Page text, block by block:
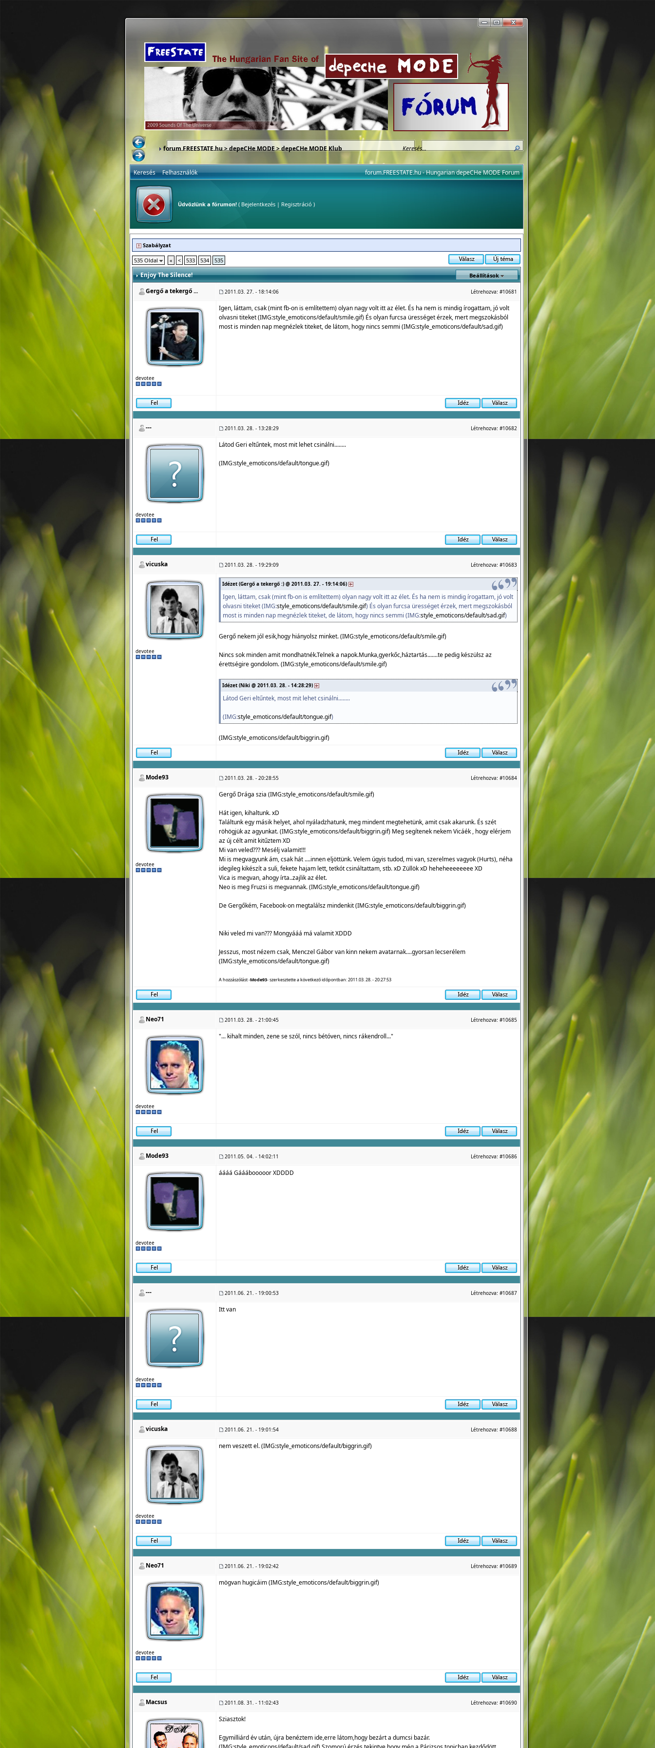
forum.FREESTATE.hu>depeCHe MODE>depeCHe MODE Klub
forum.FREESTATE.hu - Hungarian depeCHe MODE Forum
Keresés Felhasználók
Üdvözlünk a fórumon!( Bejelentkezés| Regisztráció )
Szabályzat
535 Oldal « < 533 534 535
Enjoy The Silence! Beállítások
Gergő a tekergő ... 2011.03. 27. - 18:14:06 Létrehozva: #10681
devotee
Igen, láttam, csak (mint fb-on is említettem) olyan nagy volt itt az élet. És ha nem is mindig írogattam, jó volt
olvasni titeket (IMG:style_emoticons/default/smile.gif) És olyan furcsa ürességet érzek, mert megszokásból
most is minden nap megnézlek titeket, de látom, hogy nincs semmi (IMG:style_emoticons/default/sad.gif)
--- 2011.03. 28. - 13:28:29 Létrehozva: #10682
devotee
Látod Geri eltűntek, most mit lehet csinálni........
(IMG:style_emoticons/default/tongue.gif)
vicuska 2011.03. 28. - 19:29:09 Létrehozva: #10683
devotee
Idézet (Gergő a tekergő :) @ 2011.03. 27. - 19:14:06)
Igen, láttam, csak (mint fb-on is említettem) olyan nagy volt itt az élet. És ha nem is mindig írogattam, jó volt
olvasni titeket (IMG:style_emoticons/default/smile.gif) És olyan furcsa ürességet érzek, mert megszokásból
most is minden nap megnézlek titeket, de látom, hogy nincs semmi (IMG:style_emoticons/default/sad.gif)
Gergő nekem jól esik,hogy hiányolsz minket. (IMG:style_emoticons/default/smile.gif)
Nincs sok minden amit mondhatnék.Telnek a napok.Munka,gyerkőc,háztartás.......te pedig készülsz az
érettségire gondolom. (IMG:style_emoticons/default/smile.gif)
Idézet (Niki @ 2011.03. 28. - 14:28:29)
Látod Geri eltűntek, most mit lehet csinálni........
(IMG:style_emoticons/default/tongue.gif)
(IMG:style_emoticons/default/biggrin.gif)
Mode93 2011.03. 28. - 20:28:55 Létrehozva: #10684
devotee
Gergő Drága szia (IMG:style_emoticons/default/smile.gif)
Hát igen, kihaltunk. xD
Találtunk egy másik helyet, ahol nyáladzhatunk, meg mindent megtehetünk, amit csak akarunk. És szét
röhögjük az agyunkat. (IMG:style_emoticons/default/biggrin.gif) Meg segítenek nekem Vicáék , hogy elérjem
az új célt amit kitűztem XD
Mi van veled??? Mesélj valamit!!!
Mi is megvagyunk ám, csak hát ....innen eljöttünk. Velem úgyis tudod, mi van, szerelmes vagyok (Hurts), néha
idegileg kikészít a suli, fekete hajam lett, tetkót csináltattam, stb. xD Züllök xD heheheeeeeeee XD
Vica is megvan, ahogy írta..zajlik az élet.
Neo is meg Fruzsi is megvannak. (IMG:style_emoticons/default/tongue.gif)
De Gergőkém, Facebook-on megtalálsz mindenkit (IMG:style_emoticons/default/biggrin.gif)
Niki veled mi van??? Mongyááá má valamit XDDD
Jesszus, most nézem csak, Menczel Gábor van kinn nekem avatarnak....gyorsan lecserélem
(IMG:style_emoticons/default/tongue.gif)
A hozzászólást -Mode93- szerkesztette a következő időpontban: 2011.03. 28. - 20:27:53
Neo71 2011.03. 28. - 21:00:45 Létrehozva: #10685
devotee
"... kihalt minden, zene se szól, nincs bétóven, nincs rákendroll..."
Mode93 2011.05. 04. - 14:02:11 Létrehozva: #10686
devotee
áááá Gááábooooor XDDDD
--- 2011.06. 21. - 19:00:53 Létrehozva: #10687
devotee
Itt van
vicuska 2011.06. 21. - 19:01:54 Létrehozva: #10688
devotee
nem veszett el. (IMG:style_emoticons/default/biggrin.gif)
Neo71 2011.06. 21. - 19:02:42 Létrehozva: #10689
devotee
mögvan hugicáim (IMG:style_emoticons/default/biggrin.gif)
Macsus 2011.08. 31. - 11:02:43 Létrehozva: #10690
Sziasztok!
Egymilliárd év után, újra benéztem ide,erre látom,hogy bezárt a dumcsi bazár.